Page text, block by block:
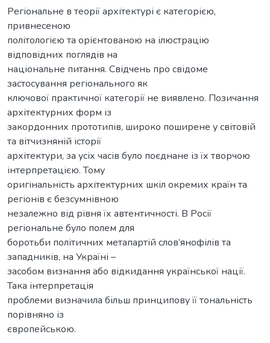
Регіональне в теорії архітектурі є категорією,
привнесеною
політологією та орієнтованою на ілюстрацію
відповідних поглядів на
національне питання. Свідчень про свідоме
застосування регіонального як
ключової практичної категорії не виявлено. Позичання
архітектурних форм із
закордонних прототипів, широко поширене у світовій
та вітчизняній історії
архітектури, за усіх часів було поєднане із їх творчою
інтерпретацією. Тому
оригінальність архітектурних шкіл окремих країн та
регіонів є безсумнівною
незалежно від рівня їх автентичності. В Росії
регіональне було полем для
боротьби політичних метапартій слов’янофілів та
западників, на Україні –
засобом визнання або відкидання української нації.
Така інтерпретація
проблеми визначила більш принципову її тональність
порівняно із
європейською.